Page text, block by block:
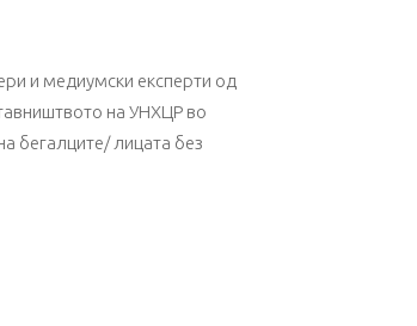
и медиумски експерти од
на УНХЦР во
бегалците/ лицата без